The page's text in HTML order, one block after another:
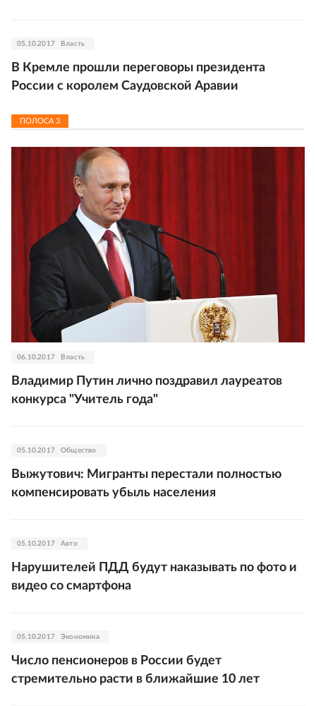
05.10.2017 Власть
В Кремле прошли переговоры президента
России с королем Саудовской Аравии
ПОЛОСА 3
06.10.2017 Власть
Владимир Путин лично поздравил лауреатов
конкурса "Учитель года"
05.10.2017 Общество
Выжутович: Мигранты перестали полностью
компенсировать убыль населения
05.10.2017 Авто
Нарушителей ПДД будут наказывать по фото и
видео со смартфона
05.10.2017 Экономика
Число пенсионеров в России будет
стремительно расти в ближайшие 10 лет